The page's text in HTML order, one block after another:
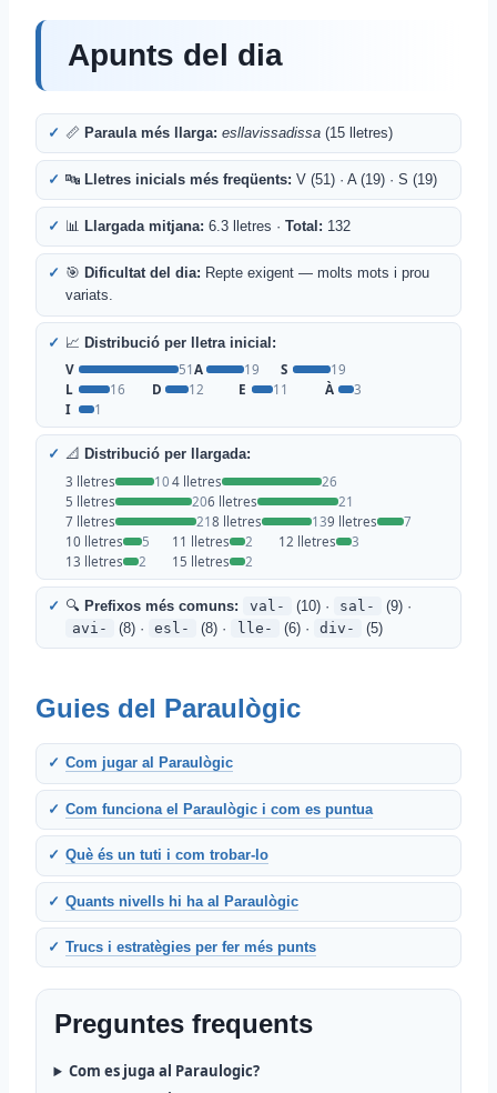
Apunts del dia
📏 Paraula més llarga: esllavissadissa (15 lletres)
🔤 Lletres inicials més freqüents: V (51) · A (19) · S (19)
📊 Llargada mitjana: 6.3 lletres · Total: 132
🎯 Dificultat del dia: Repte exigent — molts mots i prou
variats.
📈 Distribució per lletra inicial:
V 51A 19 S
19
L
16 D 12 E 11 À
3
I
1
📐 Distribució per llargada:
3 lletres 104 lletres
26
5 lletres
206 lletres
21
7 lletres
218 lletres 139 lletres
7
10 lletres
5 11 lletres 2 12 lletres
3
13 lletres
2 15 lletres 2
🔍 Prefixos més comuns: val- (10) · sal-
(9) ·
avi-
(8) · esl- (8) · lle- (6) · div- (5)
Guies del Paraulògic
Com jugar al Paraulògic
Com funciona el Paraulògic i com es puntua
Què és un tuti i com trobar-lo
Quants nivells hi ha al Paraulògic
Trucs i estratègies per fer més punts
Preguntes frequents
Com es juga al Paraulogic?